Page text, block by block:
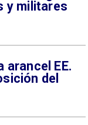
y militares
arancel EE.
del